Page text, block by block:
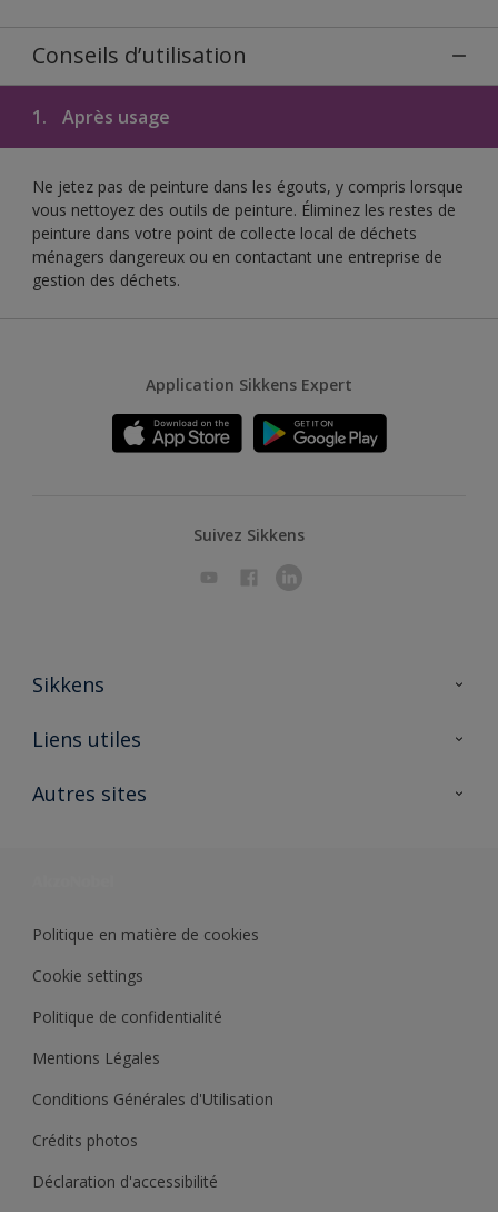
Conseils d’utilisation
1. Après usage
Ne jetez pas de peinture dans les égouts, y compris lorsque
vous nettoyez des outils de peinture. Éliminez les restes de
peinture dans votre point de collecte local de déchets
ménagers dangereux ou en contactant une entreprise de
gestion des déchets.
Application Sikkens Expert
Suivez Sikkens
Sikkens
A propos de Sikkens
Liens utiles
Ouvrir un magasin PASS
Autres sites
Politique en matière de cookies
Cookie settings
Politique de confidentialité
Mentions Légales
Conditions Générales d'Utilisation
Crédits photos
Déclaration d'accessibilité